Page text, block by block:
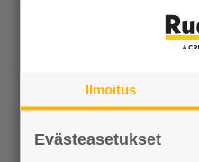
Kaivot
Ilmoitus
Evästeasetukset